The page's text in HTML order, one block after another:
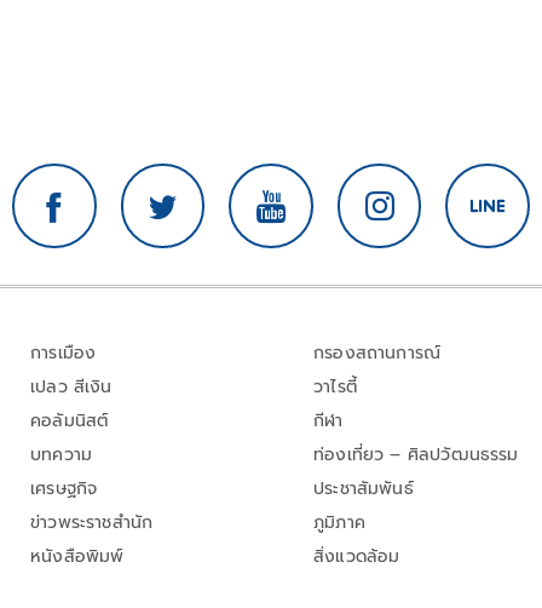
การเมือง
เปลว สีเงิน
คอลัมนิสต์
บทความ
เศรษฐกิจ
ข่าวพระราชสำนัก
หนังสือพิมพ์
กรองสถานการณ์
วาไรตี้
กีฬา
ท่องเที่ยว – ศิลปวัฒนธรรม
ประชาสัมพันธ์
ภูมิภาค
สิ่งแวดล้อม